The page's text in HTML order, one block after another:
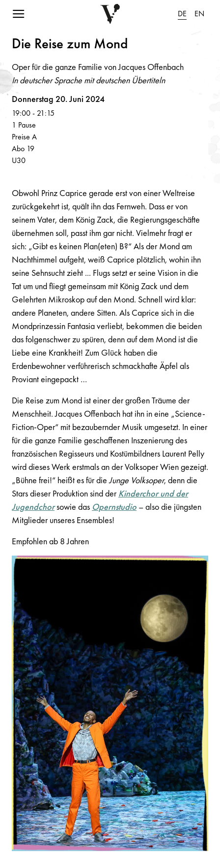
Navigation einblenden DE EN
Obwohl Prinz Caprice gerade erst von einer Weltreise
zurückgekehrt ist, quält ihn das Fernweh. Dass er von
seinem Vater, dem König Zack, die Regierungsgeschäfte
übernehmen soll, passt ihm gar nicht. Vielmehr fragt er
sich: „Gibt es keinen Plan(eten) B?“ Als der Mond am
Nachthimmel aufgeht, weiß Caprice plötzlich, wohin ihn
seine Sehnsucht zieht ... Flugs setzt er seine Vision in die
Tat um und fliegt gemeinsam mit König Zack und dem
Gelehrten Mikroskop auf den Mond. Schnell wird klar:
andere Planeten, andere Sitten. Als Caprice sich in die
Mondprinzessin Fantasia verliebt, bekommen die beiden
das folgenschwer zu spüren, denn auf dem Mond ist die
Liebe eine Krankheit! Zum Glück haben die
Erdenbewohner verführerisch schmackhafte Äpfel als
Proviant eingepackt …
Die Reise zum Mond ist einer der großen Träume der
Menschheit. Jacques Offenbach hat ihn in eine „Science-
Fiction-Oper“ mit bezaubernder Musik umgesetzt. In einer
für die ganze Familie geschaffenen Inszenierung des
französischen Regisseurs und Kostümbildners Laurent Pelly
wird dieses Werk erstmals an der Volksoper Wien gezeigt.
„Bühne frei!“ heißt es für dieJunge Volksoper, denn die
Stars dieser Produktion sind derKinderchor und der
Jugendchorsowie das Opernstudio – also die jüngsten
Mitglieder unseres Ensembles!
Empfohlen ab 8 Jahren
Die Reise zum Mond
Oper für die ganze Familie von Jacques Offenbach
In deutscher Sprache mit deutschen Übertiteln
Volksoper
Donnerstag 20. Juni 2024
19:00- 21:15
1 Pause
Preise A
Abo 19
U30